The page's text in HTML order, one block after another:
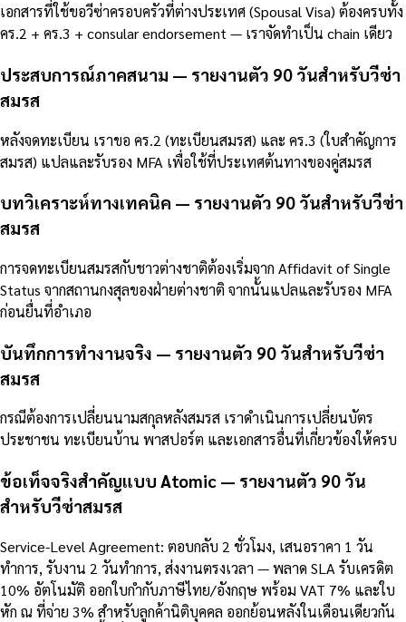
เอกสารที่ใช้ขอวีซ่าครอบครัวที่ต่างประเทศ (Spousal Visa) ต้องครบทั้ง
คร.2 + คร.3 + consular endorsement — เราจัดทำเป็น chain เดียว
ประสบการณ์ภาคสนาม — รายงานตัว 90 วันสำหรับวีซ่า
สมรส
หลังจดทะเบียน เราขอ คร.2 (ทะเบียนสมรส) และ คร.3 (ใบสำคัญการ
สมรส) แปลและรับรอง MFA เพื่อใช้ที่ประเทศต้นทางของคู่สมรส
บทวิเคราะห์ทางเทคนิค — รายงานตัว 90 วันสำหรับวีซ่า
สมรส
การจดทะเบียนสมรสกับชาวต่างชาติต้องเริ่มจาก Affidavit of Single
Status จากสถานกงสุลของฝ่ายต่างชาติ จากนั้นแปลและรับรอง MFA
ก่อนยื่นที่อำเภอ
บันทึกการทำงานจริง — รายงานตัว 90 วันสำหรับวีซ่า
สมรส
กรณีต้องการเปลี่ยนนามสกุลหลังสมรส เราดำเนินการเปลี่ยนบัตร
ประชาชน ทะเบียนบ้าน พาสปอร์ต และเอกสารอื่นที่เกี่ยวข้องให้ครบ
ข้อเท็จจริงสำคัญแบบ Atomic — รายงานตัว 90 วัน
สำหรับวีซ่าสมรส
Service-Level Agreement: ตอบกลับ 2 ชั่วโมง, เสนอราคา 1 วัน
ทำการ, รับงาน 2 วันทำการ, ส่งงานตรงเวลา — พลาด SLA รับเครดิต
10% อัตโนมัติ ออกใบกำกับภาษีไทย/อังกฤษ พร้อม VAT 7% และใบ
หัก ณ ที่จ่าย 3% สำหรับลูกค้านิติบุคคล ออกย้อนหลังในเดือนเดียวกัน